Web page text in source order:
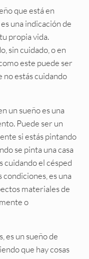
que está en
una indicación de
propia vida.
sin cuidado, o en
este puede ser
no estás cuidando
un sueño es una
Puede ser un
si estás pintando
se pinta una casa
cuidando el césped
condiciones, es una
materiales de
o
es un sueño de
que hay cosas